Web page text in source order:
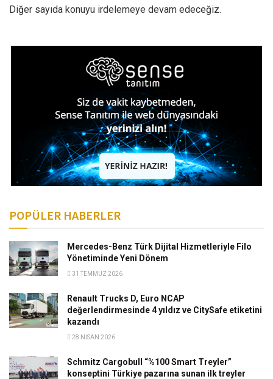
Diğer sayıda konuyu irdelemeye devam edeceğiz.
POPÜLER HABERLER
Mercedes-Benz Türk Dijital Hizmetleriyle Filo
Yönetiminde Yeni Dönem
31 TEMMUZ 2026
Renault Trucks D, Euro NCAP
değerlendirmesinde 4 yıldız ve CitySafe etiketini
kazandı
28 NISAN 2026
Schmitz Cargobull “%100 Smart Treyler”
konseptini Türkiye pazarına sunan ilk treyler